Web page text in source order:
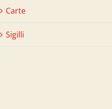
Carte
Sigilli